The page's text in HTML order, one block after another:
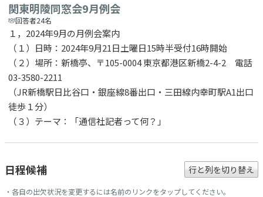
関東明陵同窓会9月例会
回答者24名
１，2024年9月の月例会案内
（１）日時：2024年9月21日土曜日15時半受付16時開始
（２）場所：新橋亭、〒105-0004 東京都港区新橋2-4-2 電話
03-3580-2211
（JR新橋駅日比谷口・銀座線8番出口・三田線内幸町駅A1出口
徒歩１分）
（３）テーマ：「通信社記者って何？」
日程候補 行と列を切り替え
・各自の出欠状況を変更するには名前のリンクをタップしてください。